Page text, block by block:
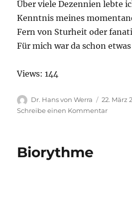
Über viele Dezennien lebte
Kenntnis meines
Fern von Sturheit oder
Für mich war da schon
Views: 144
Autor
Dr. Hans von Werra
am
22. März
Schreibe einen Kommentarzu
Biorythme